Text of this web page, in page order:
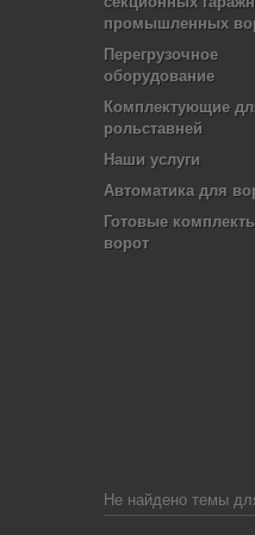
промышленных
Перегрузочное
оборудование
Комплектующие
рольставней
Наши услуги
Автоматика для
Готовые
ворот
Не найдено темы